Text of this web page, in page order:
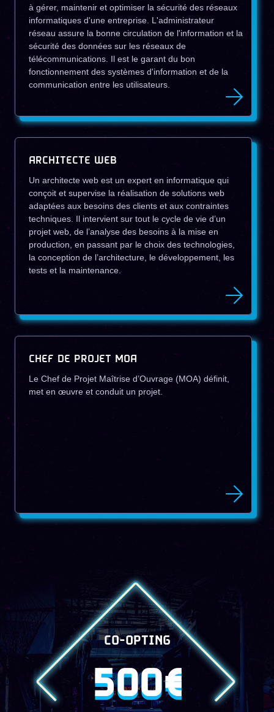
à gérer, maintenir et optimiser la sécurité des réseaux
informatiques d'une entreprise. L'administrateur
réseau assure la bonne circulation de l'information et la
sécurité des données sur les réseaux de
télécommunications. Il est le garant du bon
fonctionnement des systèmes d'information et de la
communication entre les utilisateurs.
ARCHITECTE WEB
Un architecte web est un expert en informatique qui
conçoit et supervise la réalisation de solutions web
adaptées aux besoins des clients et aux contraintes
techniques. Il intervient sur tout le cycle de vie d’un
projet web, de l’analyse des besoins à la mise en
production, en passant par le choix des technologies,
la conception de l’architecture, le développement, les
tests et la maintenance.
CHEF DE PROJET MOA
Le Chef de Projet Maîtrise d’Ouvrage (MOA) définit,
met en œuvre et conduit un projet.
CO-OPTING
500€